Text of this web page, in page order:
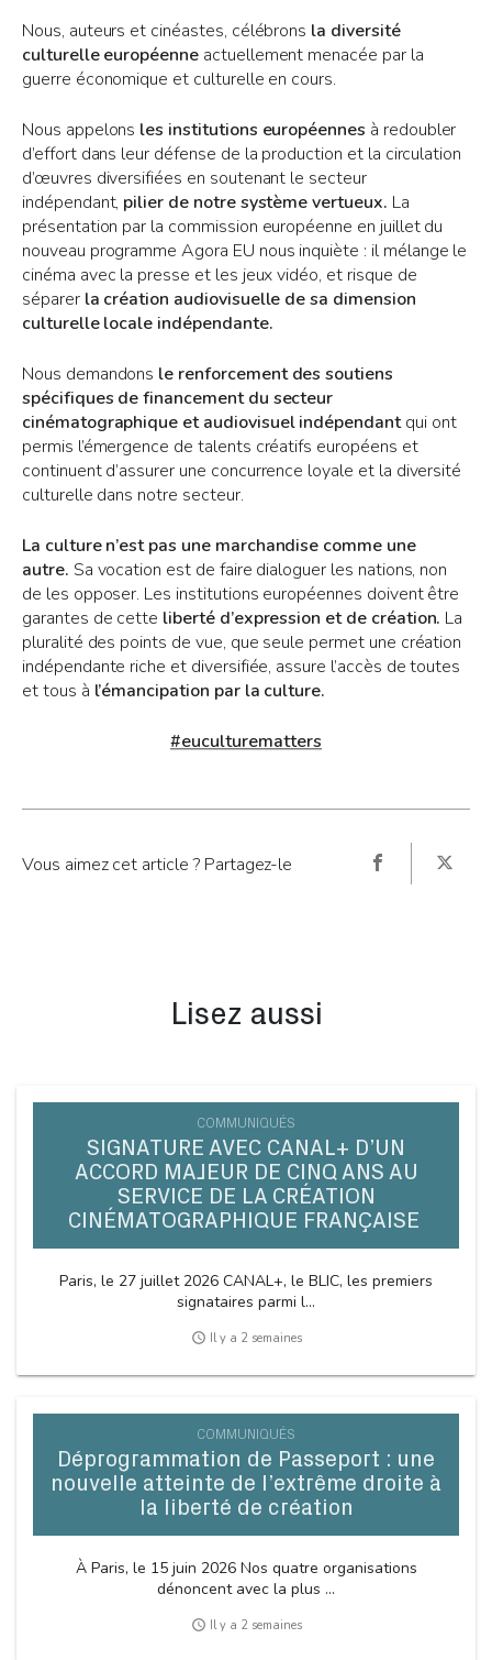
Nous, auteurs et cinéastes, célébrons la diversité
culturelle européenne actuellement menacée par la
guerre économique et culturelle en cours.
Nous appelons les institutions européennes à redoubler
d’effort dans leur défense de la production et la circulation
d’œuvres diversifiées en soutenant le secteur
indépendant, pilier de notre système vertueux. La
présentation par la commission européenne en juillet du
nouveau programme Agora EU nous inquiète : il mélange le
cinéma avec la presse et les jeux vidéo, et risque de
séparer la création audiovisuelle de sa dimension
culturelle locale indépendante.
Nous demandons le renforcement des soutiens
spécifiques de financement du secteur
cinématographique et audiovisuel indépendantqui ont
permis l’émergence de talents créatifs européens et
continuent d’assurer une concurrence loyale et la diversité
culturelle dans notre secteur.
La culture n’est pas une marchandise comme une
autre. Sa vocation est de faire dialoguer les nations, non
de les opposer. Les institutions européennes doivent être
garantes de cette liberté d’expression et de création. La
pluralité des points de vue, que seule permet une création
indépendante riche et diversifiée, assure l’accès de toutes
et tous à l’émancipation par la culture.
#euculturematters
Vous aimez cet article ? Partagez-le
Lisez aussi
COMMUNIQUÉS
SIGNATURE AVEC CANAL+ D’UN
ACCORD MAJEUR DE CINQ ANS AU
SERVICE DE LA CRÉATION
CINÉMATOGRAPHIQUE FRANÇAISE
Paris, le 27 juillet 2026 CANAL+, le BLIC, les premiers
signataires parmi l...
access_time Il y a 2 semaines
COMMUNIQUÉS
Déprogrammation de Passeport : une
nouvelle atteinte de l’extrême droite à
la liberté de création
À Paris, le 15 juin 2026 Nos quatre organisations
dénoncent avec la plus ...
access_time Il y a 2 semaines